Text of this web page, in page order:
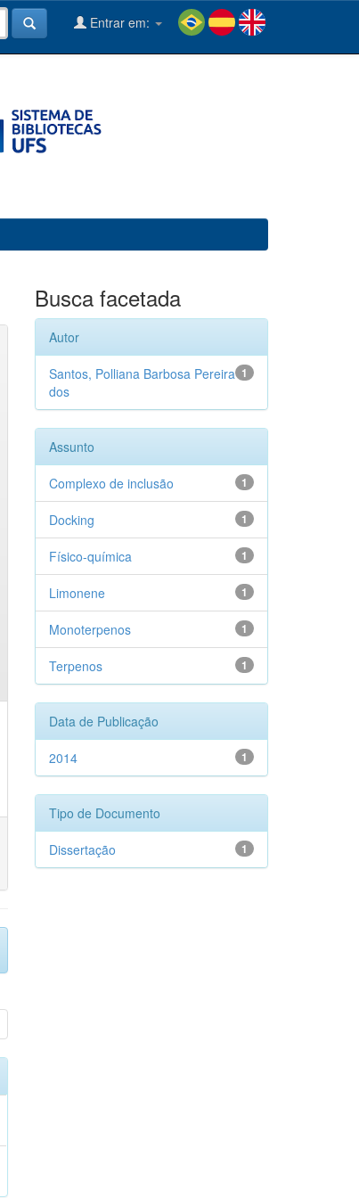
Entrar em:
Busca facetada
Autor
1
Santos, Polliana Barbosa Pereira
dos
Assunto
1
Complexo de inclusão
1
Docking
1
Físico-química
1
Limonene
1
Monoterpenos
1
Terpenos
Data de Publicação
1
2014
Tipo de Documento
1
Dissertação